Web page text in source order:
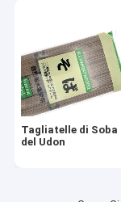
Tagliatella
Hon Dashi
Chili Powder
Polvere del
Tagliatelle di Soba
del Udon